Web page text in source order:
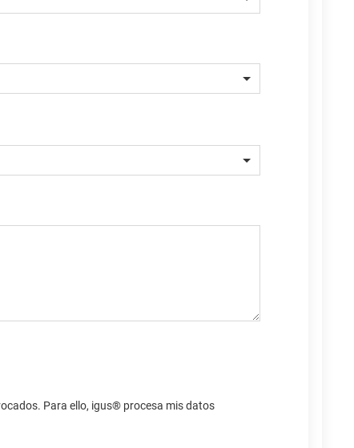
Para ello, igus® procesa mis datos